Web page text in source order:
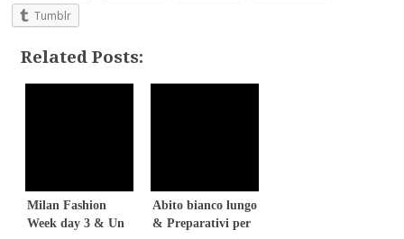
Tumblr
Related Posts:
Milan Fashion
Week day 3 & Un
Abito bianco lungo
& Preparativi per